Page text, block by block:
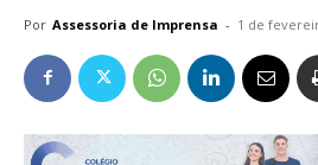
Por Assessoria de Imprensa - 1 de